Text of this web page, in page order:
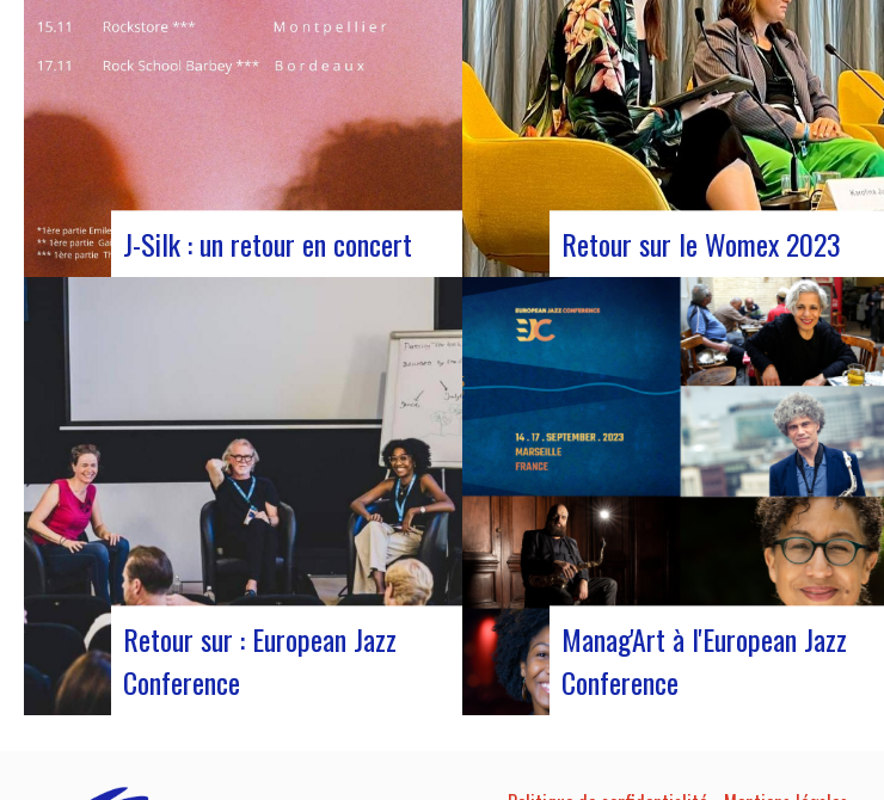
nouveau morceau, sorti la semaine dernière,
est une fusion de R&B et…
dans l’univers musical riche et éclectique
du jazz, réunissant…
J-Silk : un retour en concert
PalmerLe retour sur scène de J-Silk
s’annonce comme un moment charnière
pour les amateurs de Nu Soul et de
sonorités novatrices. Avec une série de
concerts captivants en perspective, cette
tournée s’annonce comme un chapitre
excitant pour le…
Retour sur le Womex 2023
Judyth lors de la discussion « Coopération
pour une circulation artistique durable »Du
25 au 29 octobre 2023, Coruña a été le
théâtre de la 29e édition du World Music
Expo, plus connu sous le nom de Womex. Cet
événement incontournable a réuni des
musiciens, des professionnels…
Retour sur : European Jazz
Conference
Manag'Art à l'European Jazz
Conference